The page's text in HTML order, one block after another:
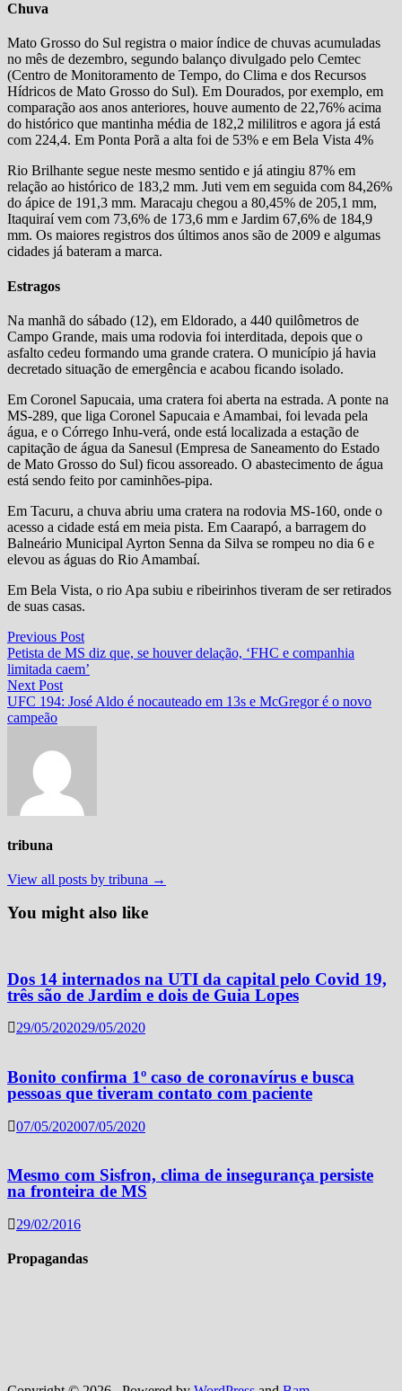
Chuva
Mato Grosso do Sul registra o maior índice de chuvas acumuladas
no mês de dezembro, segundo balanço divulgado pelo Cemtec
(Centro de Monitoramento de Tempo, do Clima e dos Recursos
Hídricos de Mato Grosso do Sul). Em Dourados, por exemplo, em
comparação aos anos anteriores, houve aumento de 22,76% acima
do histórico que mantinha média de 182,2 mililitros e agora já está
com 224,4. Em Ponta Porã a alta foi de 53% e em Bela Vista 4%
Rio Brilhante segue neste mesmo sentido e já atingiu 87% em
relação ao histórico de 183,2 mm. Juti vem em seguida com 84,26%
do ápice de 191,3 mm. Maracaju chegou a 80,45% de 205,1 mm,
Itaquiraí vem com 73,6% de 173,6 mm e Jardim 67,6% de 184,9
mm. Os maiores registros dos últimos anos são de 2009 e algumas
cidades já bateram a marca.
Estragos
Na manhã do sábado (12), em Eldorado, a 440 quilômetros de
Campo Grande, mais uma rodovia foi interditada, depois que o
asfalto cedeu formando uma grande cratera. O município já havia
decretado situação de emergência e acabou ficando isolado.
Em Coronel Sapucaia, uma cratera foi aberta na estrada. A ponte na
MS-289, que liga Coronel Sapucaia e Amambai, foi levada pela
água, e o Córrego Inhu-verá, onde está localizada a estação de
capitação de água da Sanesul (Empresa de Saneamento do Estado
de Mato Grosso do Sul) ficou assoreado. O abastecimento de água
está sendo feito por caminhões-pipa.
Em Tacuru, a chuva abriu uma cratera na rodovia MS-160, onde o
acesso a cidade está em meia pista. Em Caarapó, a barragem do
Balneário Municipal Ayrton Senna da Silva se rompeu no dia 6 e
elevou as águas do Rio Amambaí.
Em Bela Vista, o rio Apa subiu e ribeirinhos tiveram de ser retirados
de suas casas.
Navegação
de
Post
Previous PostPrevious
post:
Petista de MS diz que, se houver delação, ‘FHC e companhia
limitada caem’
Next PostNext
post:
UFC 194: José Aldo é nocauteado em 13s e McGregor é o novo
campeão
tribuna
View all posts by tribuna →
You might also like
Dos 14 internados na UTI da capital pelo Covid 19,
três são de Jardim e dois de Guia Lopes
29/05/202029/05/2020
Bonito confirma 1º caso de coronavírus e busca
pessoas que tiveram contato com paciente
07/05/202007/05/2020
Mesmo com Sisfron, clima de insegurança persiste
na fronteira de MS
29/02/2016
Propagandas